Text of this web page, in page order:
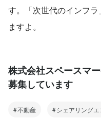
す。「次世代のインフ
ますよ。
株式会社スペースマ
募集しています
不動産 シェアリング